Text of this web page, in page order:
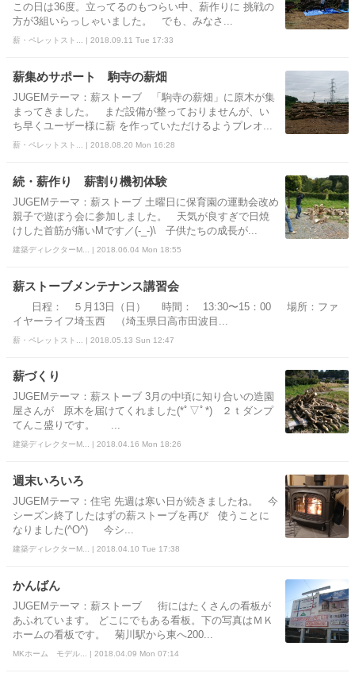
この日は36度。立ってるのもつらい中、薪作りに 挑戦の
方が3組いらっしゃいました。 でも、みなさ...
薪・ペレットスト... | 2018.09.11 Tue 17:33
薪集めサポート 駒寺の薪畑
JUGEMテーマ：薪ストーブ 「駒寺の薪畑」に原木が集
まってきました。 まだ設備が整っておりませんが、い
ち早くユーザー様に薪 を作っていただけるようプレオ...
薪・ペレットスト... | 2018.08.20 Mon 16:28
続・薪作り 薪割り機初体験
JUGEMテーマ：薪ストーブ 土曜日に保育園の運動会改め
親子で遊ぼう会に参加しました。 天気が良すぎで日焼
けした首筋が痛いMです／(-_-)\ 子供たちの成長が...
建築ディレクターM... | 2018.06.04 Mon 18:55
薪ストーブメンテナンス講習会
日程： ５月13日（日） 時間： 13:30〜15：00 場所：ファ
イヤーライフ埼玉西 （埼玉県日高市田波目...
薪・ペレットスト... | 2018.05.13 Sun 12:47
薪づくり
JUGEMテーマ：薪ストーブ 3月の中頃に知り合いの造園
屋さんが 原木を届けてくれました(*ﾟ▽ﾟ*) ２ｔダンプ
てんこ盛りです。 ...
建築ディレクターM... | 2018.04.16 Mon 18:26
週末いろいろ
JUGEMテーマ：住宅 先週は寒い日が続きましたね。 今
シーズン終了したはずの薪ストーブを再び 使うことに
なりました(^O^) 今シ...
建築ディレクターM... | 2018.04.10 Tue 17:38
かんばん
JUGEMテーマ：薪ストーブ 街にはたくさんの看板が
あふれています。 どこにでもある看板。下の写真はＭＫ
ホームの看板です。 菊川駅から東へ200...
MKホーム モデル... | 2018.04.09 Mon 07:14